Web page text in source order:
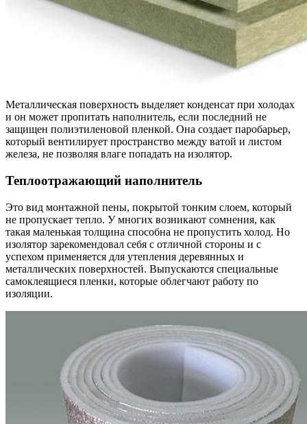
Металлическая поверхность выделяет конденсат при холодах
и он может пропитать наполнитель, если последний не
защищен полиэтиленовой пленкой. Она создает паробарьер,
который вентилирует пространство между ватой и листом
железа, не позволяя влаге попадать на изолятор.
Теплоотражающий наполнитель
Это вид монтажной пены, покрытой тонким слоем, который
не пропускает тепло. У многих возникают сомнения, как
такая маленькая толщина способна не пропустить холод. Но
изолятор зарекомендовал себя с отличной стороны и с
успехом применяется для утепления деревянных и
металлических поверхностей. Выпускаются специальные
самоклеящиеся пленки, которые облегчают работу по
изоляции.